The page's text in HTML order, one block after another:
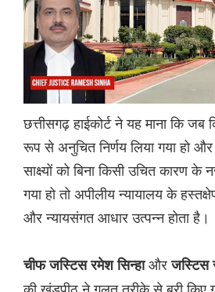
छत्तीसगढ़ हाईकोर्ट ने यह माना कि
रूप से अनुचित निर्णय लिया गया हो
साक्ष्यों को बिना किसी उचित कारण के
गया हो तो अपीलीय न्यायालय के
और न्यायसंगत आधार उत्पन्न होता है।
चीफ जस्टिस रमेश सिन्हाऔरजस्टिस